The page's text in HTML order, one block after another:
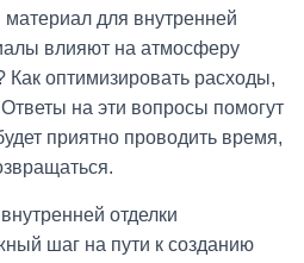
для внутренней
влияют на атмосферу
Как оптимизировать расходы,
на эти вопросы помогут
приятно проводить время,
отделки
шаг на пути к созданию